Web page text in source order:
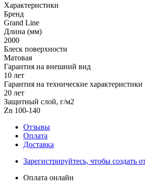
Характеристики
Бренд
Grand Line
Длина (мм)
2000
Блеск поверхности
Матовая
Гарантия на внешний вид
10 лет
Гарантия на технические характеристики
20 лет
Защитный слой, г/м2
Zn 100-140
Отзывы
Оплата
Доставка
Зарегистрируйтесь, чтобы создать
Оплата онлайн